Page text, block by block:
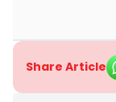
Share Article